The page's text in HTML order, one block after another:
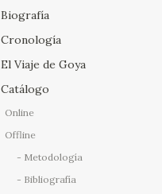
Biografía
Cronología
El Viaje de Goya
Catálogo
Online
Offline
Metodología
Bibliografía